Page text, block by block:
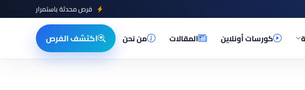
فرص محدثة باستمرار
كورسات أونلاين المقالات من نحن اكتشف الفرص